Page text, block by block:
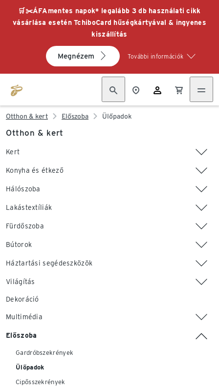
🛒✂️ÁFAmentes napok* legalább 3 db használati cikk
vásárlása esetén TchiboCard hűségkártyával & ingyenes
kiszállítás
Megnézem További információk
Otthon & kert Előszoba Ülőpadok
Otthon & kert
Kert
Konyha és étkező
Hálószoba
Lakástextíliák
Fürdőszoba
Bútorok
Háztartási segédeszközök
Világítás
Dekoráció
Multimédia
Előszoba
Gardróbszekrények
Ülőpadok
Cipősszekrények